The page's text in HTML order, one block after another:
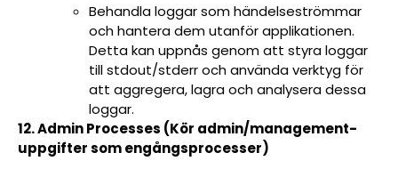
Behandla loggar som händelseströmmar
och hantera dem utanför applikationen.
Detta kan uppnås genom att styra loggar
till stdout/stderr och använda verktyg för
att aggregera, lagra och analysera dessa
loggar.
12. Admin Processes (Kör admin/management-
uppgifter som engångsprocesser)